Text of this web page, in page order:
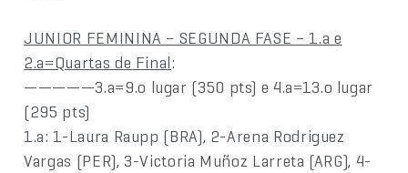
JUNIOR FEMININA – SEGUNDA FASE – 1.a e
2.a=Quartas de Final:
—————3.a=9.o lugar (350 pts) e 4.a=13.o lugar
(295 pts)
1.a: 1-Laura Raupp (BRA), 2-Arena Rodriguez
Vargas (PER), 3-Victoria Muñoz Larreta (ARG), 4-